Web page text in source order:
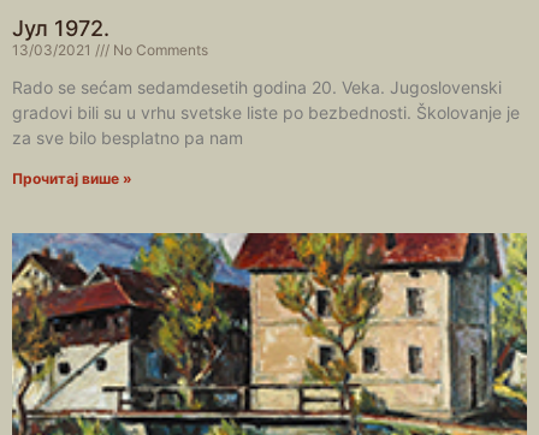
Јул 1972.
13/03/2021 No Comments
Rado se sećam sedamdesetih godina 20. Veka. Jugoslovenski
gradovi bili su u vrhu svetske liste po bezbednosti. Školovanje je
za sve bilo besplatno pa nam
Прочитај више »